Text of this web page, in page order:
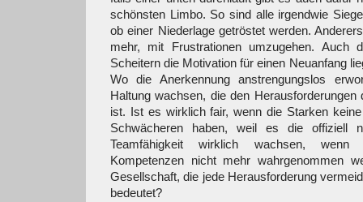
schönsten Limbo. So sind alle irgendwie
ob einer Niederlage getröstet werden.
mehr, mit Frustrationen umzugehen. Auch
Scheitern die Motivation für einen Neuanfang
Wo die Anerkennung anstrengungslos
Haltung wachsen, die den
ist. Ist es wirklich fair, wenn die Starken
Schwächeren haben, weil es die offiziell
Teamfähigkeit wirklich wachsen, wenn
Kompetenzen nicht mehr wahrgenommen
Gesellschaft, die jede Herausforderung
bedeutet?